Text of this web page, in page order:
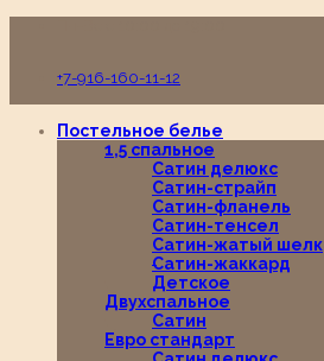
+7-916-160-11-12
Постельное белье
1,5 спальное
Сатин делюкс
Сатин-страйп
Сатин-фланель
Сатин-тенсел
Сатин-жатый шелк
Сатин-жаккард
Детское
Двухспальное
Сатин
Евро стандарт